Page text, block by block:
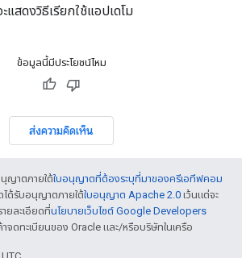
ะแสดงวิธีเรียกใช้แอปเดโม
ข้อมูลนี้มีประโยชน์ไหม
ส่งความคิดเห็น
นุญาตภายใต้ใบอนุญาตที่ต้องระบุที่มาของครีเอทีฟคอม
ได้รับอนุญาตภายใต้ใบอนุญาต Apache 2.0 เว้นแต่จะ
ยละเอียดที่นโยบายเว็บไซต์ Google Developers
จดทะเบียนของ Oracle และ/หรือบริษัทในเครือ